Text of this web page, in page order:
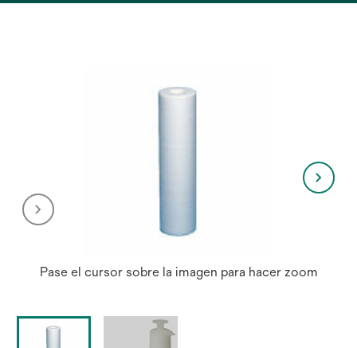
Pase el cursor sobre la imagen para hacer zoom